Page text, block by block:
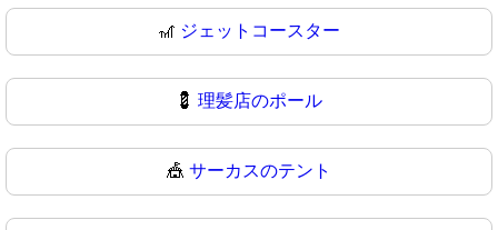
🎢 ジェットコースター
💈 理髪店のポール
🎪 サーカスのテント